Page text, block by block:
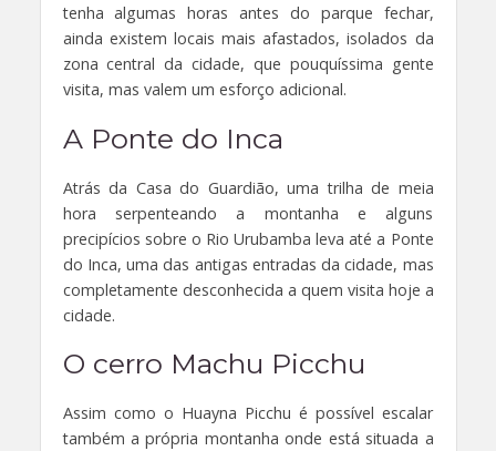
tenha algumas horas antes do parque fechar,
ainda existem locais mais afastados, isolados da
zona central da cidade, que pouquíssima gente
visita, mas valem um esforço adicional.
A Ponte do Inca
Atrás da Casa do Guardião, uma trilha de meia
hora serpenteando a montanha e alguns
precipícios sobre o Rio Urubamba leva até a Ponte
do Inca, uma das antigas entradas da cidade, mas
completamente desconhecida a quem visita hoje a
cidade.
O cerro Machu Picchu
Assim como o Huayna Picchu é possível escalar
também a própria montanha onde está situada a